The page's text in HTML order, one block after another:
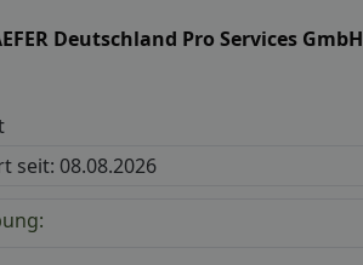
Deutschland Pro Services GmbH
seit: 08.08.2026